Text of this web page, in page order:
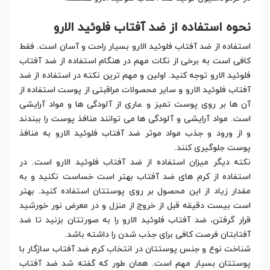
نحوه استفاده از ضد آفتاب فلوئید الارو
استفاده از ضد آفتاب فلوئید الارو بسیار راحت و آسان است. فقط
کافی است به برخی از نکات مهم در هنگام استفاده از ضد آفتاب
فلوئید الارو توجه کنید. اولین و مهم ترین نکته در استفاده از ضد
آفتاب فلوئید الارو و سایر محصولات مراقبتی از پوست استفاده از
آن ها بر روی پوست تمیز و عاری از آلودگی ها و مواد آرایشی
است. مواد آرایشی و آلودگی ها می توانند منافذ پوست را ببندند
و از ورود و جذب مواد موثر ضد آفتاب فلوئید الارو به منافذ
پوست جلوگیری کنند.
نکته دیگر میزان استفاده از ضد آفتاب فلوئید الارو است. در
استفاده از کرم های ضد آفتاب بهتر است خساست نکنید و به
مقدار زیاد از این محصول بر روی پوستتان استفاده کنید. بهتر
است بیست دقیقه قبل از خروج از منزل و در معرض نور خورشید
قرار گرفتن، ضد آفتاب فلوئید الارو را به صورتتان بزنید تا ضد
آفتابتان فرصت کافی برای جذب شدن را داشته باشد.
شناخت نوع و جنس پوستتان در انتخاب کرم ضد آفتاب سازگار با
پوستتان بسیار مهم است. همان طور که گفته شد ضد آفتاب